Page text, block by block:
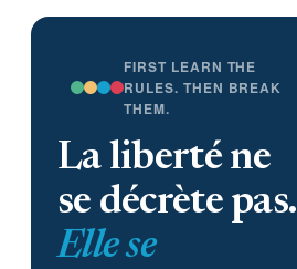
leurs garanties contractuelles ;
minimales ; et (3) se prononcer
sur l’usage de l’IA pour la
surveillance de masse et les
FIRST LEARN THE
RULES. THEN BREAK
THEM.
La liberté ne
se décrète pas.
Elle se